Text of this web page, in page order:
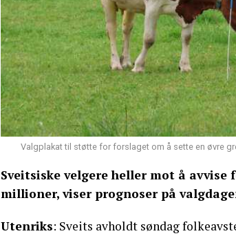
Valgplakat til støtte for forslaget om å sette en øvre
Sveitsiske velgere heller mot å
millioner, viser prognoser på
Utenriks: Sveits avholdt søndag